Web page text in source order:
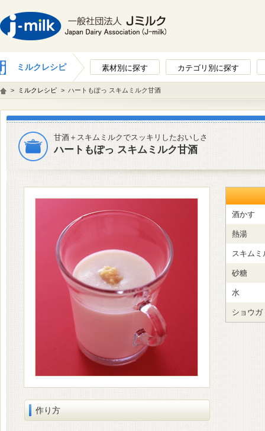
ミルクレシピ 素材別に探す カテゴリ別に探す
> ミルクレシピ > ハートもぽっ スキムミルク甘酒
甘酒＋スキムミルクでスッキリしたおいしさ
ハートもぽっ スキムミルク甘酒
作り方
酒かす
熱湯
スキムミ
砂糖
水
ショウガ